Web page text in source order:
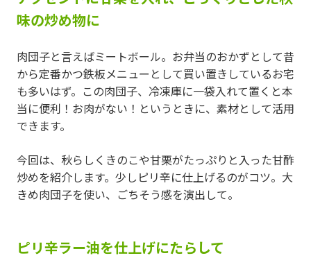
味の炒め物に
肉団子と言えばミートボール。お弁当のおかずとして昔
から定番かつ鉄板メニューとして買い置きしているお宅
も多いはず。この肉団子、冷凍庫に一袋入れて置くと本
当に便利！お肉がない！というときに、素材として活用
できます。
今回は、秋らしくきのこや甘栗がたっぷりと入った甘酢
炒めを紹介します。少しピリ辛に仕上げるのがコツ。大
きめ肉団子を使い、ごちそう感を演出して。
ピリ辛ラー油を仕上げにたらして